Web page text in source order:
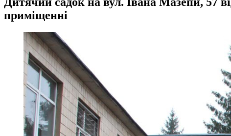
приміщенні